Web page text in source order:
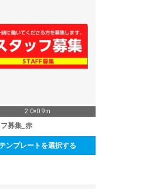
2.0×0.9m
募集_赤
ンプレートを選択する